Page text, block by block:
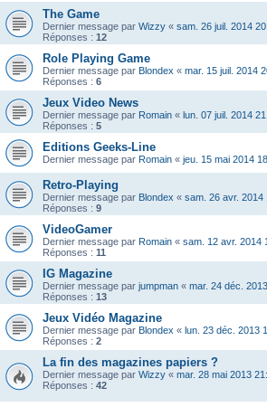
The Game
Dernier message par Wizzy « sam. 26 juil. 2014
Réponses : 12
Role Playing Game
Dernier message par Blondex « mar. 15 juil. 2014
Réponses : 6
Jeux Video News
Dernier message par Romain « lun. 07 juil. 2014
Réponses : 5
Editions Geeks-Line
Dernier message par Romain « jeu. 15 mai 2014
Retro-Playing
Dernier message par Blondex « sam. 26 avr. 2014
Réponses : 9
VideoGamer
Dernier message par Romain « sam. 12 avr. 2014
Réponses : 11
IG Magazine
Dernier message par jumpman « mar. 24 déc.
Réponses : 13
Jeux Vidéo Magazine
Dernier message par Blondex « lun. 23 déc. 2013
Réponses : 2
La fin des magazines papiers ?
Dernier message par Wizzy « mar. 28 mai 2013
Réponses : 42